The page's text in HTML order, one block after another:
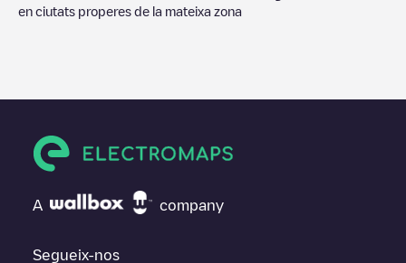
en ciutats properes de la mateixa zona
A company
Segueix-nos